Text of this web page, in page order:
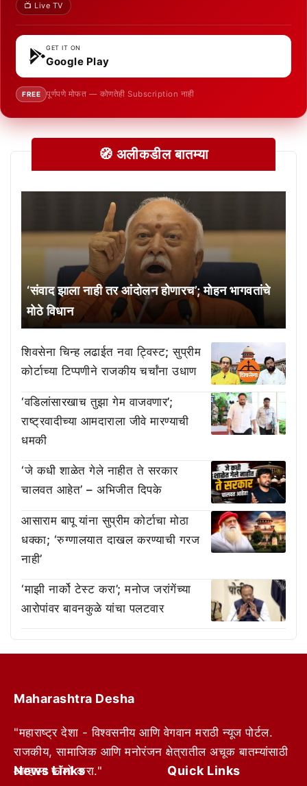
📺 Live TV
GET IT ON
Google Play
FREE पूर्णपणे मोफत — कोणतेही Subscription नाही
🧭 अलीकडील बातम्या
‘संवाद झाला नाही तर आंदोलन होणारच’; मोहन भागवतांचे
मोठे विधान
शिवसेना चिन्ह लढाईत नवा ट्विस्ट; सुप्रीम
कोर्टाच्या टिप्पणीने राजकीय चर्चांना उधाण
‘वडिलांसारखाच तुझा गेम वाजवणार’;
राष्ट्रवादीच्या आमदाराला जीवे मारण्याची
धमकी
‘जे कधी शाळेत गेले नाहीत ते सरकार
चालवत आहेत’ – अभिजीत दिपके
आसाराम बापू यांना सुप्रीम कोर्टाचा मोठा
धक्का; ‘रुग्णालयात दाखल करण्याची गरज
नाही’
‘माझी नार्को टेस्ट करा’; मनोज जरांगेंच्या
आरोपांवर बावनकुळे यांचा पलटवार
Maharashtra Desha
"महाराष्ट्र देशा - विश्वसनीय आणि वेगवान मराठी न्यूज पोर्टल.
राजकीय, सामाजिक आणि मनोरंजन क्षेत्रातील अचूक बातम्यांसाठी
आम्हाला फॉलो करा."
News Links Quick Links